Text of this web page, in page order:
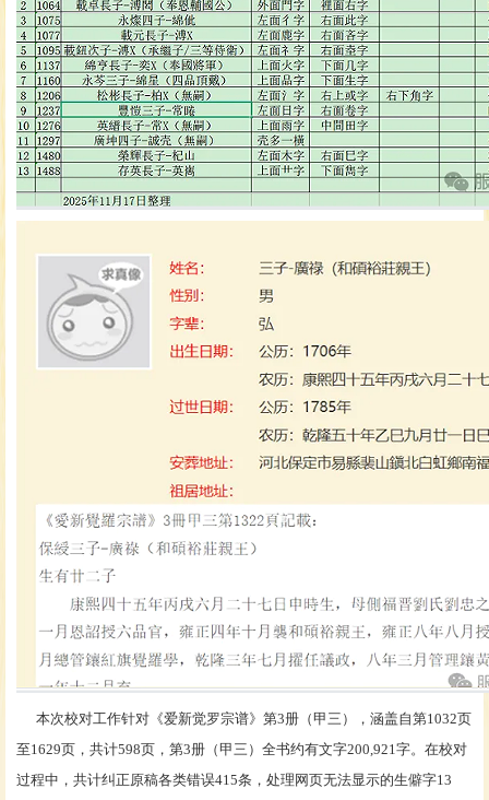
本次校对工作针对《爱新觉罗宗谱》第3册（甲三），涵盖自第1032页
至1629页，共计598页，第3册（甲三）全书约有文字200,921字。在校对
过程中，共计纠正原稿各类错误415条，处理网页无法显示的生僻字13